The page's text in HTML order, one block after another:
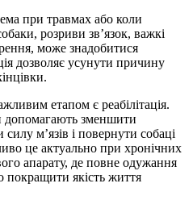
при травмах або коли
розриви зв’язок, важкі
може знадобитися
дозволяє усунути причину
етапом є реабілітація.
допомагають зменшити
м’язів і повернути собаці
це актуально при хронічних
апарату, де повне одужання
якість життя